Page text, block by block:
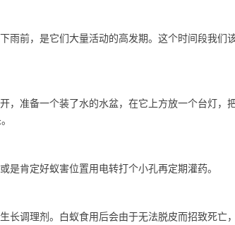
雨前，是它们大量活动的高发期。这个时间段我们
，准备一个装了水的水盆，在它上方放一个台灯，
肯定好蚁害位置用电转打个小孔再定期灌药。
长调理剂。白蚁食用后会由于无法脱皮而招致死亡